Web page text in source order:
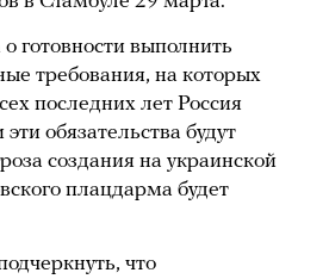
готовности выполнить
требования, на которых
последних лет Россия
обязательства будут
создания на украинской
плацдарма будет
что